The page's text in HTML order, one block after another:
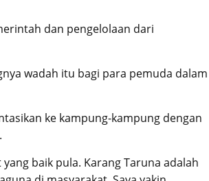
dan pengelolaan dari
wadah itu bagi para pemuda dalam
ke kampung-kampung dengan
baik pula. Karang Taruna adalah